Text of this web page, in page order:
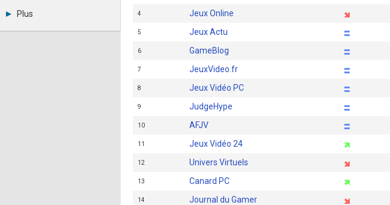
LinkedIn
Plus
Annonceurs
4 Jeux Online
5 Jeux Actu
6 GameBlog
7 JeuxVideo.fr
8 Jeux Vidéo PC
9 JudgeHype
10 AFJV
11 Jeux Vidéo 24
12 Univers Virtuels
13 Canard PC
14 Journal du Gamer